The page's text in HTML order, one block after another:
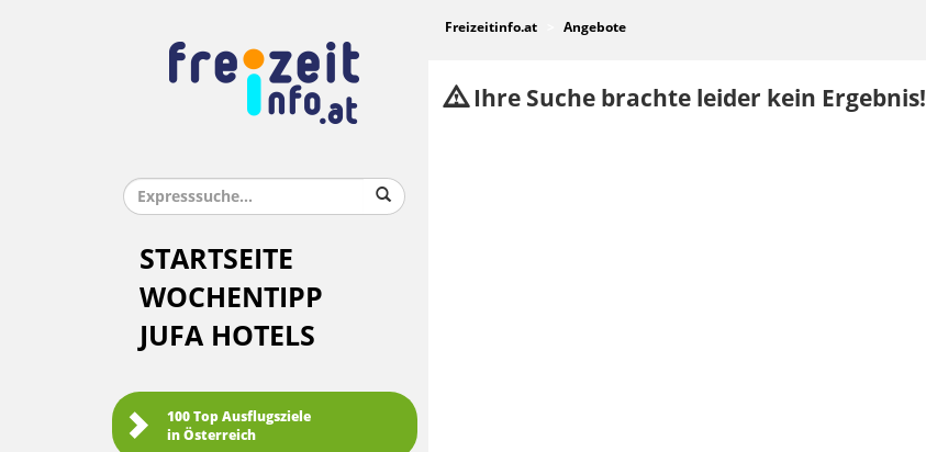
STARTSEITE
WOCHENTIPP
JUFA HOTELS
100 Top Ausflugsziele
in Österreich
Freizeitinfo.at Angebote
Ihre Suche brachte leider kein Ergebnis!